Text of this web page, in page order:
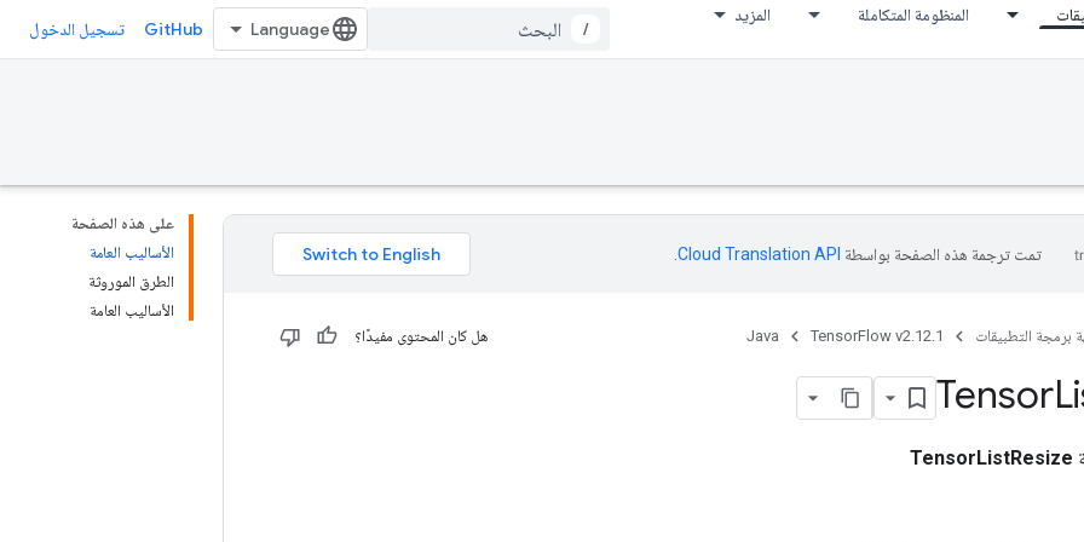
المنظومة المتكاملة المزيد
/
GitHub تسجيل الدخول
على هذه الصفحة
الأساليب العامة
الطرق الموروثة
الأساليب العامة
تمت ترجمة هذه الصفحة بواسطة Cloud Translation API‏
برمجة التطبيقات TensorFlow v2.12.1
Java هل كان المحتوى مفيدًا؟
Tensor
TensorListResize